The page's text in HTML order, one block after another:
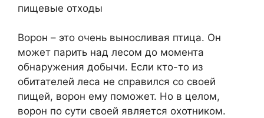
пищевые отходы
Ворон – это очень выносливая птица. Он
может парить над лесом до момента
обнаружения добычи. Если кто-то из
обитателей леса не справился со своей
пищей, ворон ему поможет. Но в целом,
ворон по сути своей является охотником.